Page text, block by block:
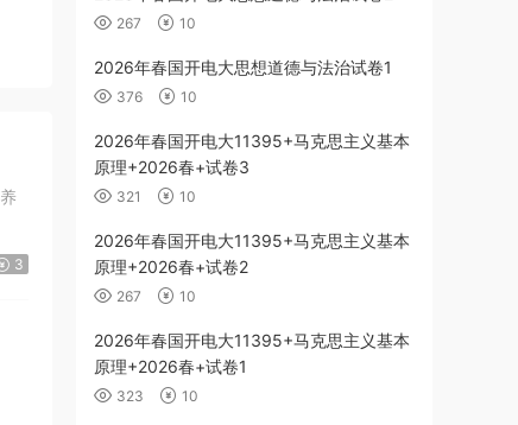
3
267 10
2026年春国开电大思想道德与法治试卷1
376 10
2026年春国开电大11395+马克思主义基本
原理+2026春+试卷3
321 10
2026年春国开电大11395+马克思主义基本
原理+2026春+试卷2
267 10
2026年春国开电大11395+马克思主义基本
原理+2026春+试卷1
323 10